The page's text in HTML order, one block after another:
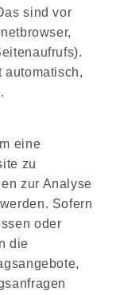
sind vor
automatisch,
eine
zu
zur Analyse
Sofern
oder
die